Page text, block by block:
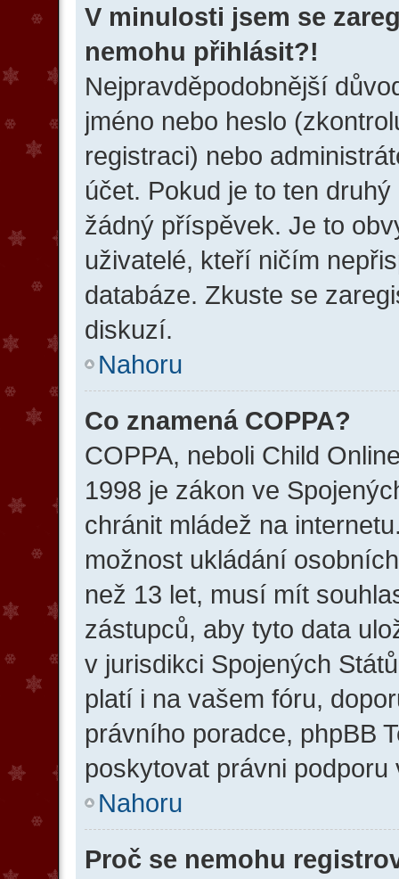
V minulosti jsem se
nemohu přihlásit?!
Nejpravděpodobnější
jméno nebo heslo
registraci) nebo
účet. Pokud je to ten
žádný příspěvek. Je to
uživatelé, kteří ničím
databáze. Zkuste se
diskuzí.
Nahoru
Co znamená COPPA?
COPPA, neboli Child
1998 je zákon ve
chránit mládež na
možnost ukládání
než 13 let, musí mít
zástupců, aby tyto data
v jurisdikci Spojených
platí i na vašem fóru,
právního poradce, phpBB
poskytovat právni
Nahoru
Proč se nemohu